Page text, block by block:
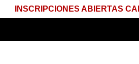
INSCRIPCIONES ABIERTAS